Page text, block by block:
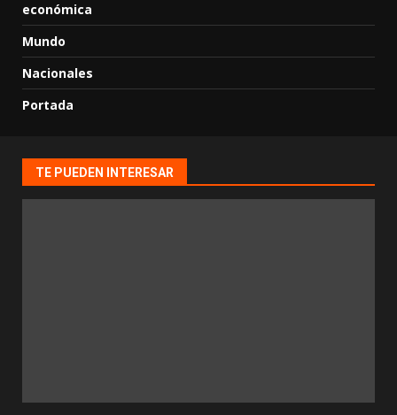
económica
Mundo
Nacionales
Portada
TE PUEDEN INTERESAR